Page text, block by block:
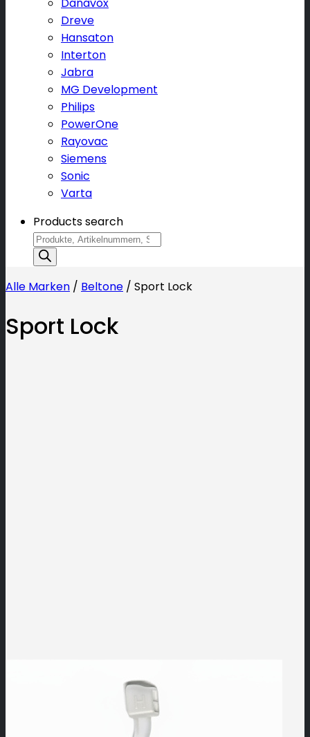
Dreve
Hansaton
Interton
Jabra
MG Development
Philips
PowerOne
Rayovac
Siemens
Sonic
Varta
Products search
Alle Marken / Beltone / Sport Lock
Sport Lock